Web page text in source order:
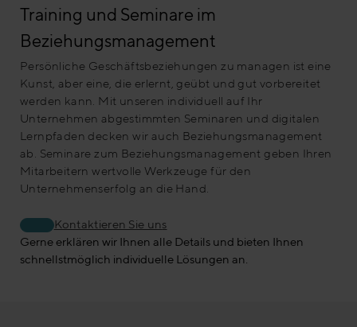
Training und Seminare im
Beziehungsmanagement
Persönliche Geschäftsbeziehungen zu managen ist eine
Kunst, aber eine, die erlernt, geübt und gut vorbereitet
werden kann. Mit unseren individuell auf Ihr
Unternehmen abgestimmten Seminaren und digitalen
Lernpfaden decken wir auch Beziehungsmanagement
ab. Seminare zum Beziehungsmanagement geben Ihren
Mitarbeitern wertvolle Werkzeuge für den
Unternehmenserfolg an die Hand.
Kontaktieren Sie uns
Gerne erklären wir Ihnen alle Details und bieten Ihnen
schnellstmöglich individuelle Lösungen an.